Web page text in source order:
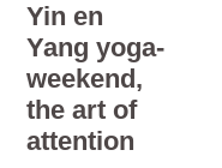
Yin en
Yang yoga-
weekend,
the art of
attention